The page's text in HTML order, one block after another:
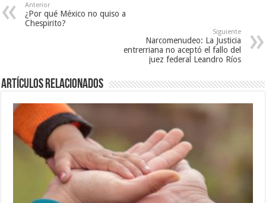
Anterior
¿Por qué México no quiso a
Chespirito?
Siguiente
Narcomenudeo: La Justicia
entrerriana no aceptó el fallo del
juez federal Leandro Ríos
Artículos Relacionados